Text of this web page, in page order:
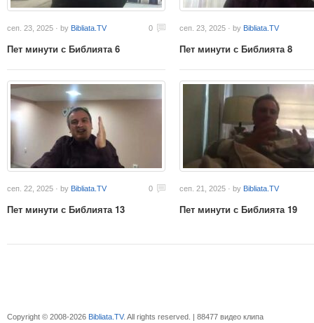
сеп. 23, 2025 · by Bibliata.TV 0
Пет минути с Библията 6
сеп. 23, 2025 · by Bibliata.TV
Пет минути с Библията 8
сеп. 22, 2025 · by Bibliata.TV 0
Пет минути с Библията 13
сеп. 21, 2025 · by Bibliata.TV
Пет минути с Библията 19
Copyright © 2008-2026 Bibliata.TV. All rights reserved. | 88477 видео клипа